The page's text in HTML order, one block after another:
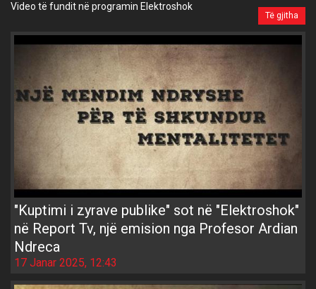
Video të fundit në programin Elektroshok
Të gjitha
"Kuptimi i zyrave publike" sot në "Elektroshok"
në Report Tv, një emision nga Profesor Ardian
Ndreca
17 Janar 2025, 12:43